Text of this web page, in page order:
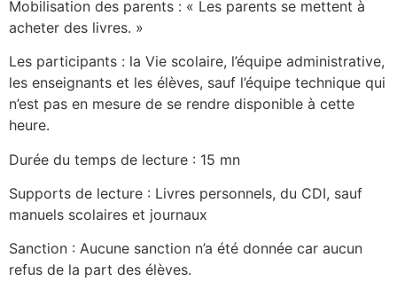
Mobilisation des parents : « Les parents se mettent à
acheter des livres. »
Les participants : la Vie scolaire, l’équipe administrative,
les enseignants et les élèves, sauf l’équipe technique qui
n’est pas en mesure de se rendre disponible à cette
heure.
Durée du temps de lecture : 15 mn
Supports de lecture : Livres personnels, du CDI, sauf
manuels scolaires et journaux
Sanction : Aucune sanction n’a été donnée car aucun
refus de la part des élèves.